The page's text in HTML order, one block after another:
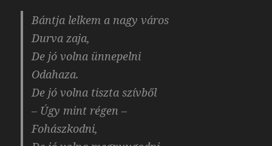
Bántja lelkem a nagy város
Durva zaja,
De jó volna ünnepelni
Odahaza.
De jó volna tiszta szívből
– Úgy mint régen –
Fohászkodni,